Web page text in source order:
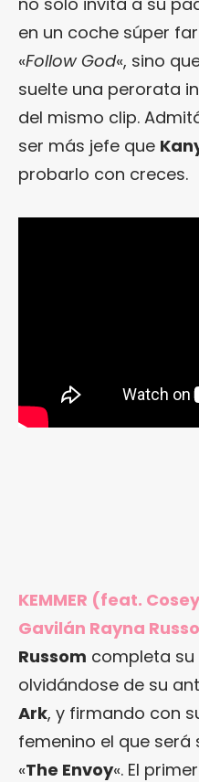
en un coche súper
«Follow God«, sino
suelte una perorata
del mismo clip.
ser más jefe que
probarlo con creces.
KEMMER (feat.
Gavilán Rayna
Russom completa
olvidándose de su
Ark, y firmando con
femenino el que
«The Envoy«. El